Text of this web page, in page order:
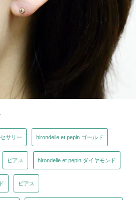
サリー hirondelle et pepin ゴールド
ピアス hirondelle et pepin ダイヤモンド
ピアス